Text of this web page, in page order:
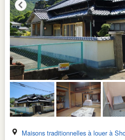
Maisons traditionnelles à louer à